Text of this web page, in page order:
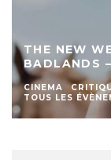
THE NEW
BADLANDS
CINEMA
TOUS LES